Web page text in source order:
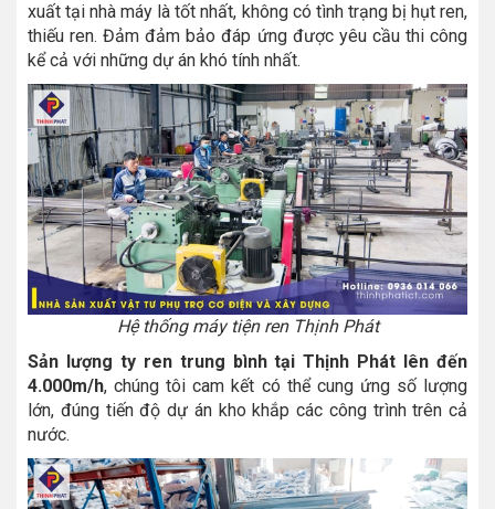
xuất tại nhà máy là tốt nhất, không có tình trạng bị hụt ren,
thiếu ren. Đảm đảm bảo đáp ứng được yêu cầu thi công
kể cả với những dự án khó tính nhất.
Hệ thống máy tiện ren Thịnh Phát
Sản lượng ty ren trung bình tại Thịnh Phát lên đến
4.000m/h, chúng tôi cam kết có thể cung ứng số lượng
lớn, đúng tiến độ dự án kho khắp các công trình trên cả
nước.